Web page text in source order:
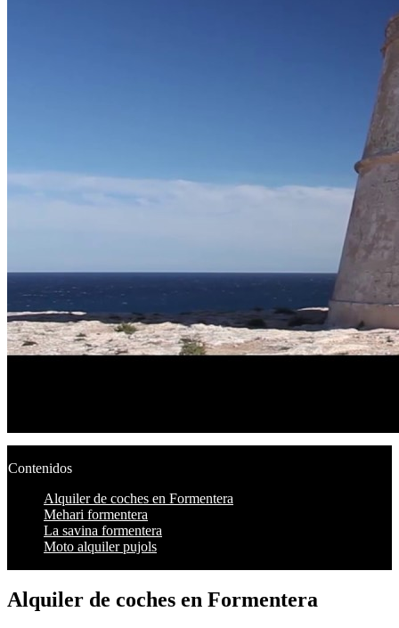
Contenidos
Alquiler de coches en Formentera
Mehari formentera
La savina formentera
Moto alquiler pujols
Alquiler de coches en Formentera